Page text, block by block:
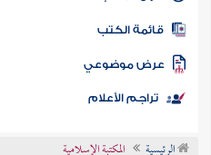
المكتبة
الكتب
موضوعي
تراجم الأعلام